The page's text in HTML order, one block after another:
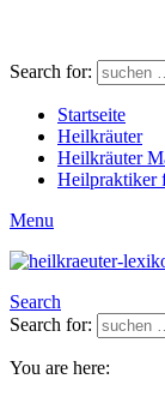
Search for:
Startseite
Heilkräuter
Heilkräuter
Heilpraktiker
Menu
Search
Search for:
You are here: